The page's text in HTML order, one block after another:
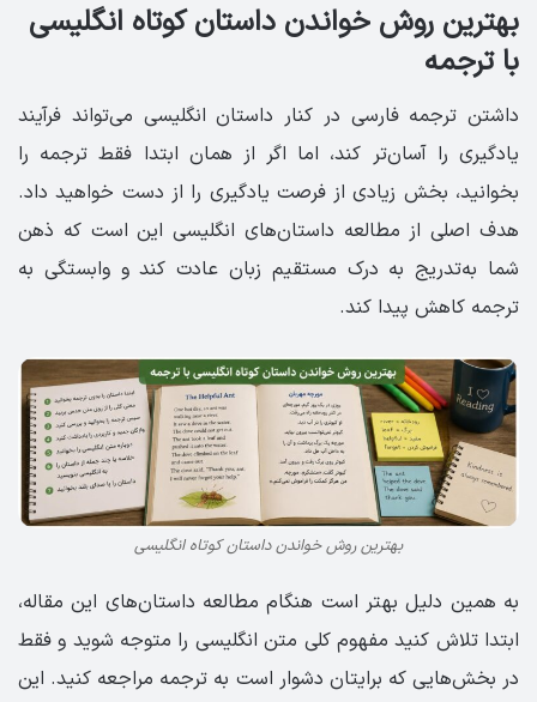
بهترین روش خواندن داستان کوتاه انگلیسی
با ترجمه
داشتن ترجمه فارسی در کنار داستان انگلیسی می‌تواند فرآیند
یادگیری را آسان‌تر کند، اما اگر از همان ابتدا فقط ترجمه را
بخوانید، بخش زیادی از فرصت یادگیری را از دست خواهید داد.
هدف اصلی از مطالعه داستان‌های انگلیسی این است که ذهن
شما به‌تدریج به درک مستقیم زبان عادت کند و وابستگی به
ترجمه کاهش پیدا کند.
بهترین روش خواندن داستان کوتاه انگلیسی
به همین دلیل بهتر است هنگام مطالعه داستان‌های این مقاله،
ابتدا تلاش کنید مفهوم کلی متن انگلیسی را متوجه شوید و فقط
در بخش‌هایی که برایتان دشوار است به ترجمه مراجعه کنید. این